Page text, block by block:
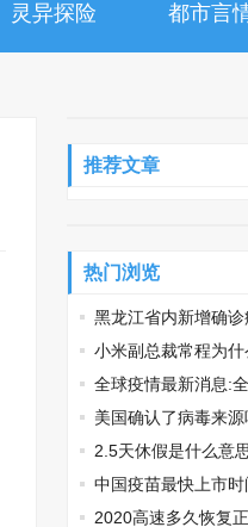
灵异探险 都市言
推荐文章
热门浏览
黑龙江省内新增确
_黑龙江省内新增5例
小米副总裁常程为
有关_常程道歉
全球疫情最新消息:
超过20万人 美国抗击
疫情最新消息
美国确认了病毒来
断_美国确认了病毒来
2.5天休假是什么意
2.5天休假是什么意思
中国疫苗最快上市
疫苗最快上市时间
2020高速多久恢复